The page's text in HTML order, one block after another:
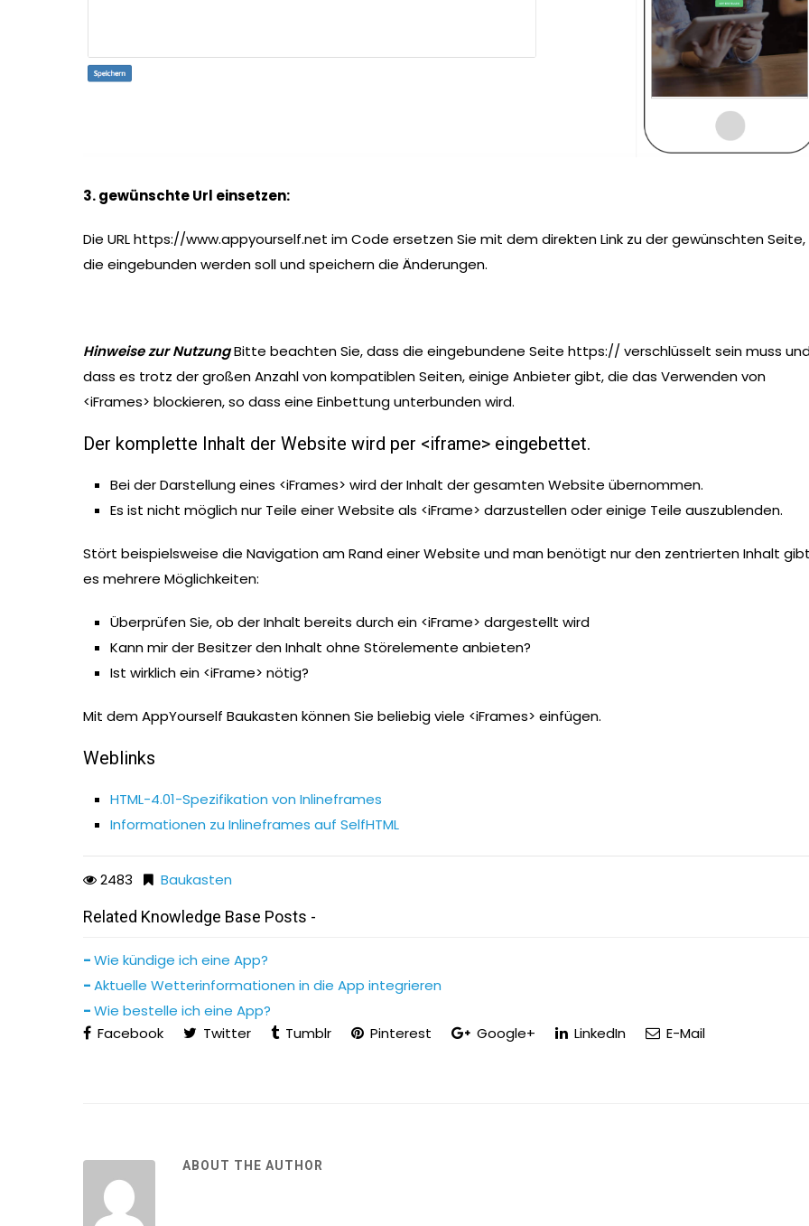
3. gewünschte Url einsetzen:
Die URL https://www.appyourself.net im Code ersetzen Sie mit dem direkten Link zu der gewünschten Seite,
die eingebunden werden soll und speichern die Änderungen.
Hinweise zur NutzungBitte beachten Sie, dass die eingebundene Seite https:// verschlüsselt sein muss
dass es trotz der großen Anzahl von kompatiblen Seiten, einige Anbieter gibt, die das Verwenden von
<iFrames> blockieren, so dass eine Einbettung unterbunden wird.
Der komplette Inhalt der Website wird per <iframe> eingebettet.
Bei der Darstellung eines <iFrames> wird der Inhalt der gesamten Website übernommen.
Es ist nicht möglich nur Teile einer Website als <iFrame> darzustellen oder einige Teile auszublenden.
Stört beispielsweise die Navigation am Rand einer Website und man benötigt nur den zentrierten Inhalt
es mehrere Möglichkeiten:
Überprüfen Sie, ob der Inhalt bereits durch ein <iFrame> dargestellt wird
Kann mir der Besitzer den Inhalt ohne Störelemente anbieten?
Ist wirklich ein <iFrame> nötig?
Mit dem AppYourself Baukasten können Sie beliebig viele <iFrames> einfügen.
Weblinks
HTML-4.01-Spezifikation von Inlineframes
Informationen zu Inlineframes auf SelfHTML
2483
Baukasten
Related Knowledge Base Posts -
Wie kündige ich eine App?
Aktuelle Wetterinformationen in die App integrieren
Wie bestelle ich eine App?
Facebook
Twitter Tumblr Pinterest Google+ LinkedIn E-Mail
ABOUT THE AUTHOR